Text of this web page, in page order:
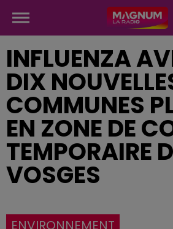
INFLUENZA
DIX
COMMUNES
EN ZONE DE
TEMPORAIRE
VOSGES
ENVIRONNEMENT